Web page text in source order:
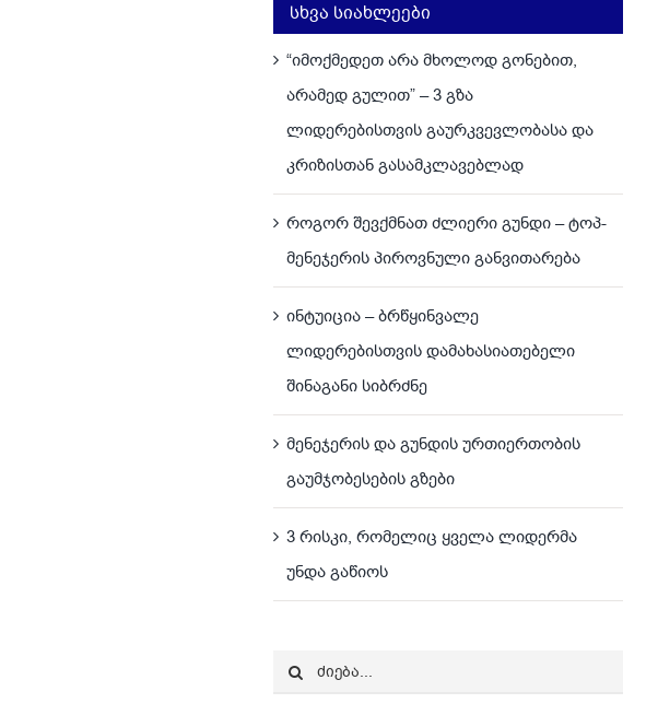
სხვა სიახლეები
“იმოქმედეთ არა მხოლოდ გონებით,
არამედ გულით” – 3 გზა
ლიდერებისთვის გაურკვევლობასა და
კრიზისთან გასამკლავებლად
როგორ შევქმნათ ძლიერი გუნდი – ტოპ-
მენეჯერის პიროვნული განვითარება
ინტუიცია – ბრწყინვალე
ლიდერებისთვის დამახასიათებელი
შინაგანი სიბრძნე
მენეჯერის და გუნდის ურთიერთობის
გაუმჯობესების გზები
3 რისკი, რომელიც ყველა ლიდერმა
უნდა გაწიოს
Search